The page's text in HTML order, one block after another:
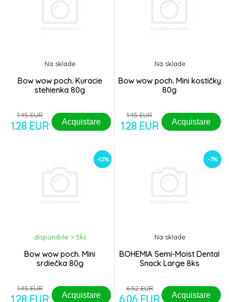
Bow wow poch. Kuracie
stehienka 80g
Na sklade
1.45 EUR
1.28 EUR Acquistare
Bow wow poch. Mini kostičky
80g
Na sklade
1.45 EUR
1.28 EUR Acquistare
-12%
Bow wow poch. Mini
srdiečka 80g
disponibile > 5ks
1.45 EUR
1.28 EUR Acquistare
-7%
BOHEMIA Semi-Moist Dental
Snack Large 8ks
Na sklade
6.52 EUR
6.06 EUR Acquistare